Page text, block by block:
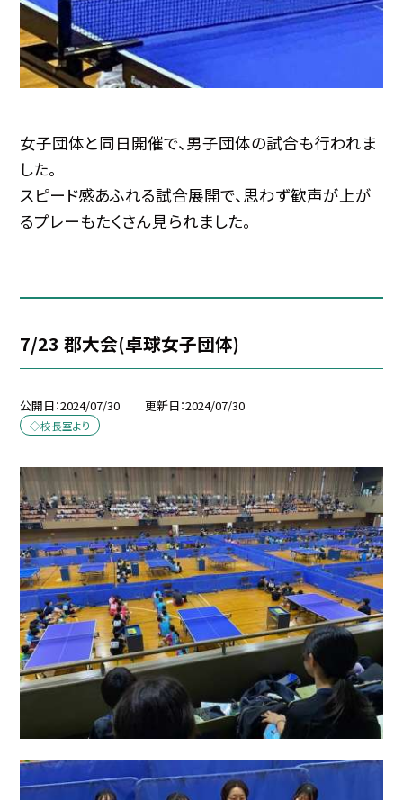
女子団体と同日開催で、男子団体の試合も行われま
した。
スピード感あふれる試合展開で、思わず歓声が上が
るプレーもたくさん見られました。
7/23 郡大会(卓球女子団体)
公開日 2024/07/30 更新日 2024/07/30
◇校長室より